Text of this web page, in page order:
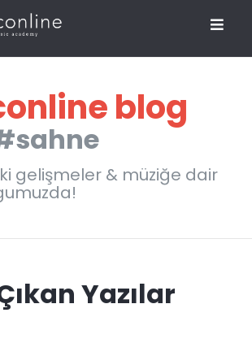
blog
gelişmeler & müziğe dair
Yazılar